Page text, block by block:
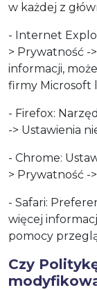
w każdej z
- Internet
> Prywatność -
informacji,
firmy Microsoft
- Firefox:
-> Ustawienia
- Chrome:
> Prywatność -
- Safari:
więcej
pomocy
Czy